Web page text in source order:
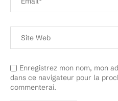
Enregistrez mon nom, mon
dans ce navigateur pour la
commenterai.